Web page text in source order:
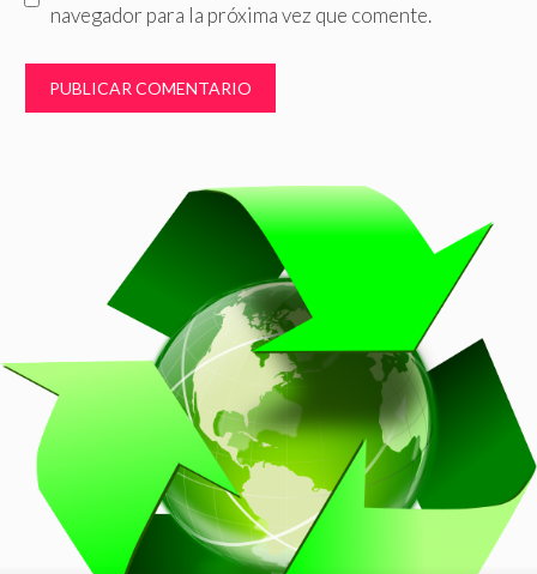
navegador para la próxima vez que comente.